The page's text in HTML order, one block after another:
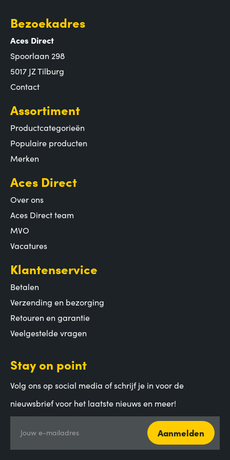
Bezoekadres
Aces Direct
Spoorlaan 298
5017 JZ Tilburg
Contact
Assortiment
Productcategorieën
Populaire producten
Merken
Aces Direct
Over ons
Aces Direct team
MVO
Vacatures
Klantenservice
Betalen
Verzending en bezorging
Retouren en garantie
Veelgestelde vragen
Stay on point
Volg ons op social media of schrijf je in voor de
nieuwsbrief voor het laatste nieuws en meer!
Jouw e-mailadres Aanmelden